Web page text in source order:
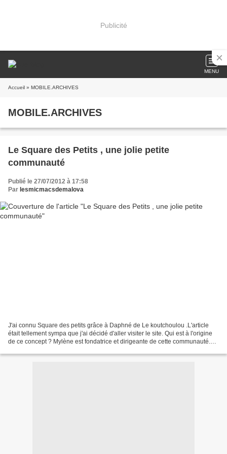
Publicité
MENU
Accueil » MOBILE.ARCHIVES
MOBILE.ARCHIVES
Le Square des Petits , une jolie petite
communauté
Publié le 27/07/2012 à 17:58
Par lesmicmacsdemalova
J'ai connu Square des petits grâce à Daphné de Le koutchoulou .L'article
était tellement sympa que j'ai décidé d'aller visiter le site. Qui est à l'origine
de ce concept ? Mylène est fondatrice et dirigeante de cette communauté.